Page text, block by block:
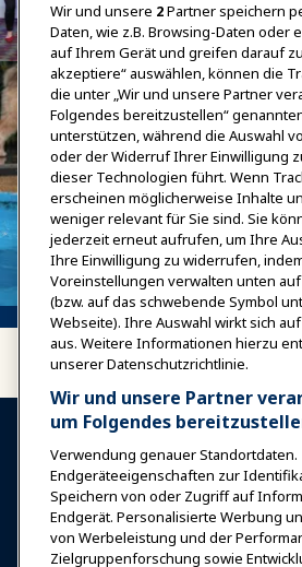
Anmelden Jetzt
Auszeichnungen
Wir und unsere 2Partner speichern
Daten, wie z.B. Browsing-Daten oder
auf Ihrem Gerät und greifen darauf
akzeptiere“ auswählen, können die
die unter „Wir und unsere Partner
Folgendes bereitzustellen“
unterstützen, während die Auswahl
oder der Widerruf Ihrer Einwilligung
dieser Technologien führt. Wenn
erscheinen möglicherweise Inhalte
weniger relevant für Sie sind. Sie
jederzeit erneut aufrufen, um Ihre
Ihre Einwilligung zu widerrufen,
Voreinstellungen verwalten unten
(bzw. auf das schwebende Symbol
Webseite). Ihre Auswahl wirkt sich
aus. Weitere Informationen hierzu
unserer Datenschutzrichtlinie.
Wir und unsere Partner
um Folgendes
Verwendung genauer Standortdaten.
Endgeräteeigenschaften zur
Speichern von oder Zugriff auf
Endgerät. Personalisierte Werbung
von Werbeleistung und der
Zielgruppenforschung sowie